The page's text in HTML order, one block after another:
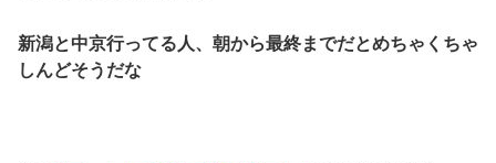
新潟と中京行ってる人、朝から最終までだとめちゃくちゃ
しんどそうだな